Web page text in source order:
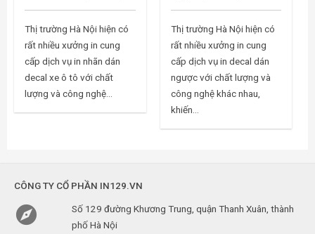
Thị trường Hà Nội hiện có
rất nhiều xưởng in cung
cấp dịch vụ in nhãn dán
decal xe ô tô với chất
lượng và công nghệ...
Thị trường Hà Nội hiện có
rất nhiều xưởng in cung
cấp dịch vụ in decal dán
ngược với chất lượng và
công nghệ khác nhau,
khiến...
CÔNG TY CỔ PHẦN IN129.VN

Số 129 đường Khương Trung, quận Thanh Xuân, thành
phố Hà Nội